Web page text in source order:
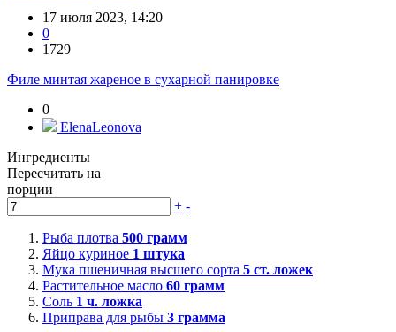
17 июля 2023, 14:20
0
1729
Филе минтая жареное в сухарной панировке
0
ElenaLeonova
Ингредиенты
Пересчитать на
порции
+ -
Рыба плотва 500 грамм
Яйцо куриное 1 штука
Мука пшеничная высшего сорта 5 ст. ложек
Растительное масло 60 грамм
Соль 1 ч. ложка
Приправа для рыбы 3 грамма